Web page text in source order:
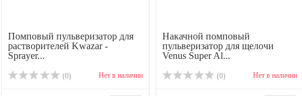
Помповый пульверизатор для
растворителей Kwazar -
Sprayer...
(0) Нет в наличии
Накачной помповый
пульверизатор для щелочи
Venus Super Al...
(0) Нет в наличии